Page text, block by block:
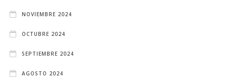
NOVIEMBRE 2024
OCTUBRE 2024
SEPTIEMBRE 2024
AGOSTO 2024